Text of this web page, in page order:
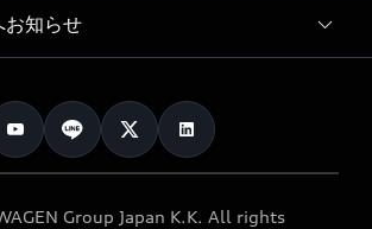
リ
ポート
お知らせ
ンペーン
Group Japan K.K. All rights